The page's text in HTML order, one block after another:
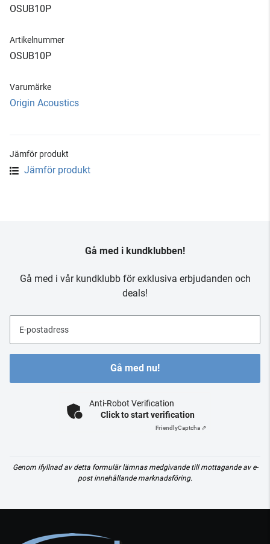
OSUB10P
Artikelnummer
OSUB10P
Varumärke
Origin Acoustics
Jämför produkt
Jämför produkt
Gå med i kundklubben!
Gå med i vår kundklubb för exklusiva erbjudanden och
deals!
E-postadress
Gå med nu!
Anti-Robot Verification
Click to start verification
FriendlyCaptcha ⇗
Genom ifyllnad av detta formulär lämnas medgivande till mottagande av e-
post innehållande marknadsföring.